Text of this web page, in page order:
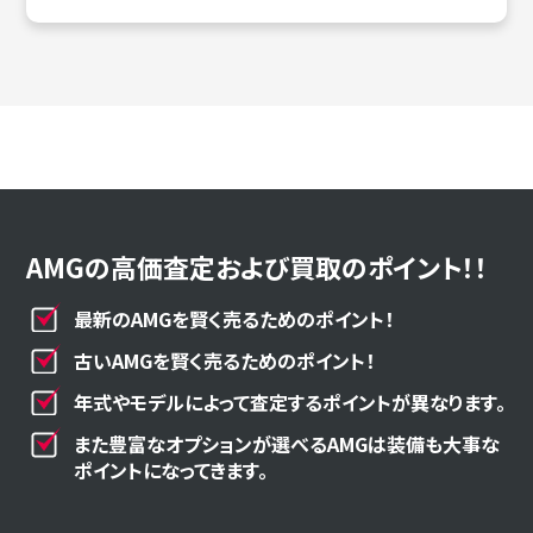
AMGの高価査定および買取のポイント！！
最新のAMGを賢く売るためのポイント！
古いAMGを賢く売るためのポイント！
年式やモデルによって査定するポイントが異なります。
また豊富なオプションが選べるAMGは装備も大事な
ポイントになってきます。